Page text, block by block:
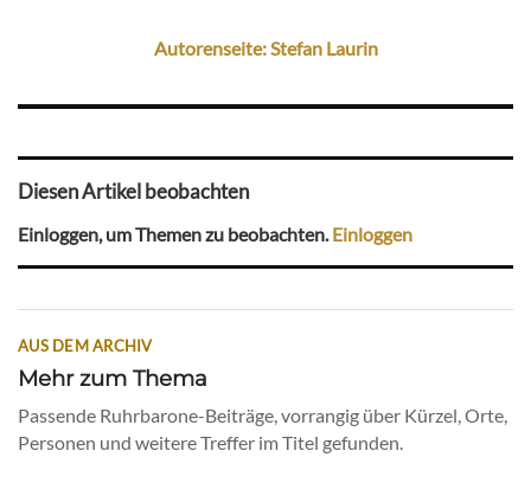
Autorenseite: Stefan Laurin
Diesen Artikel beobachten
Einloggen, um Themen zu beobachten. Einloggen
AUS DEM ARCHIV
Mehr zum Thema
Passende Ruhrbarone-Beiträge, vorrangig über Kürzel, Orte,
Personen und weitere Treffer im Titel gefunden.